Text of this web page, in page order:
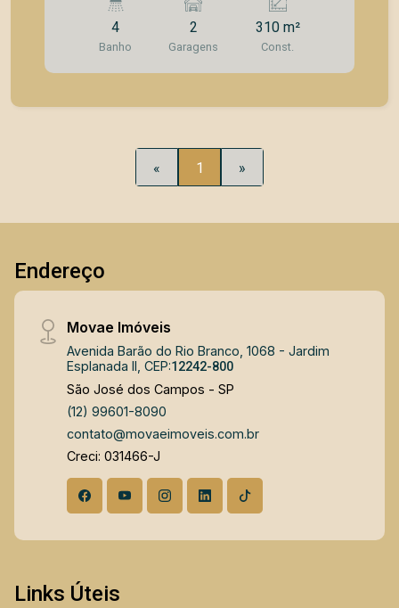
internos 1 banheiro para deficiente externo
4
Banho
2
Garagens
310 m²
Const.
« 1 »
Endereço
Movae Imóveis
Avenida Barão do Rio Branco, 1068 - Jardim
Esplanada II, CEP:12242-800
São José dos Campos - SP
(12) 99601-8090
contato@movaeimoveis.com.br
Creci: 031466-J
Links Úteis